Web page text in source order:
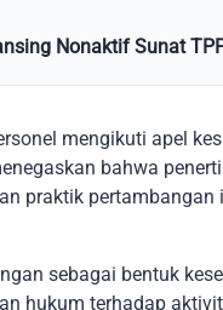
Nonaktif Sunat
mengikuti apel
bahwa
praktik
sebagai bentuk
hukum terhadap